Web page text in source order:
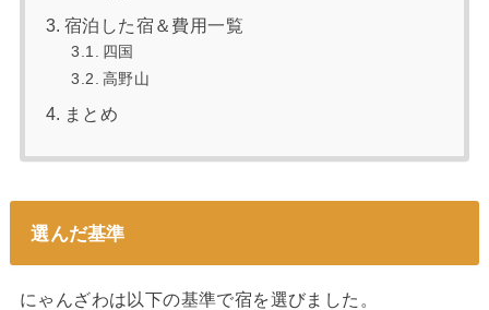
宿泊した宿＆費用一覧
四国
高野山
まとめ
選んだ基準
にゃんざわは以下の基準で宿を選びました。